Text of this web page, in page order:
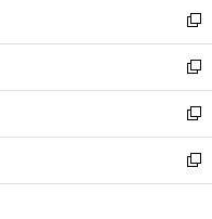
く
で
開
く
ド
ウ
で
開
く
ィ
ン
ド
ウ
で
開
く
い
ウ
ィ
ン
ド
ウ
で
開
新
し
い
ウ
ィ
ン
ド
ウ
新
し
い
ウ
ィ
ン
新
し
い
ウ
新
し